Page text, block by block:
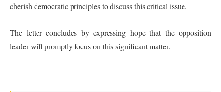
cherish democratic principles to discuss this critical issue.
The letter concludes by expressing hope that the opposition
leader will promptly focus on this significant matter.